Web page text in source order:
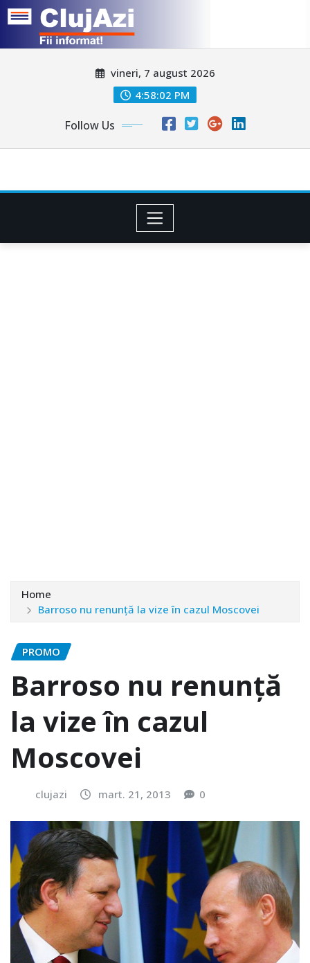
vineri, 7 august 2026
4:58:05 PM
Follow Us
Home
Barroso nu renunță la vize în cazul Moscovei
PROMO
Barroso nu renunță
la vize în cazul
Moscovei
clujazi mart. 21, 2013 0